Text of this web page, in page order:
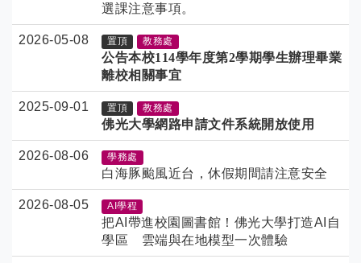
選課注意事項。
2026-05-08 置頂 教務處
公告本校114學年度第2學期學生辦理畢業
離校相關事宜
2025-09-01 置頂 教務處
佛光大學網路申請文件系統開放使用
2026-08-06 學務處
白海豚颱風近台，休假期間請注意安全
2026-08-05 AI學程
把AI帶進校園圖書館！佛光大學打造AI自
學區 雲端與在地模型一次體驗